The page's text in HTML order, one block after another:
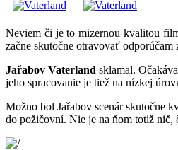
Neviem či je to mizernou kvalitou
začne skutočne otravovať
Jařabov Vaterland sklamal.
jeho spracovanie je tiež na nízkej
Možno bol Jařabov scenár skutočne
do požičovní. Nie je na ňom totiž